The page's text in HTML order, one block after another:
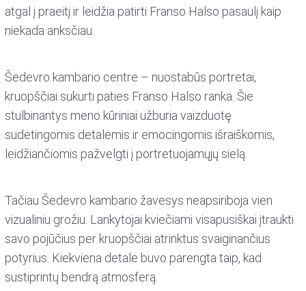
atgal į praeitį ir leidžia patirti Franso Halso pasaulį kaip
niekada anksčiau.
Šedevro kambario centre – nuostabūs portretai,
kruopščiai sukurti paties Franso Halso ranka. Šie
stulbinantys meno kūriniai užburia vaizduotę
sudėtingomis detalėmis ir emocingomis išraiškomis,
leidžiančiomis pažvelgti į portretuojamųjų sielą.
Tačiau Šedevro kambario žavesys neapsiriboja vien
vizualiniu grožiu. Lankytojai kviečiami visapusiškai įtraukti
savo pojūčius per kruopščiai atrinktus svaiginančius
potyrius. Kiekviena detalė buvo parengta taip, kad
sustiprintų bendrą atmosferą.